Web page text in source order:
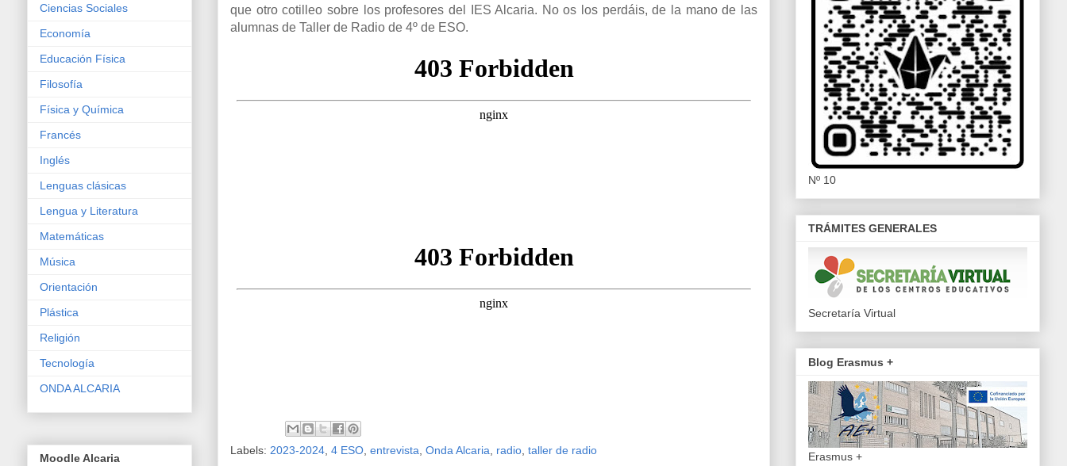
que otro cotilleo sobre los profesores del IES Alcaria. No os los perdáis, de la mano de las
alumnas de Taller de Radio de 4º de ESO.
Labels: 2023-2024 4 ESO entrevista Onda Alcaria radio taller de radio
Ciencias Sociales
Economía
Educación Física
Filosofía
Física y Química
Francés
Inglés
Lenguas clásicas
Lengua y Literatura
Matemáticas
Música
Orientación
Plástica
Religión
Tecnología
ONDA ALCARIA
Moodle Alcaria
Nº 10
TRÁMITES GENERALES
Secretaría Virtual
Blog Erasmus +
Erasmus +